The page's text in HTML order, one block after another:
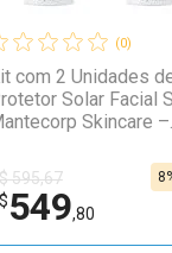
(0)
com 2 Unidades
Solar Facial
Skincare –
595,67
549,80